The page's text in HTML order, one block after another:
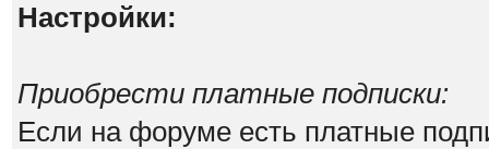
Настройки:
Приобрести платные подписки:
Если на форуме есть платные